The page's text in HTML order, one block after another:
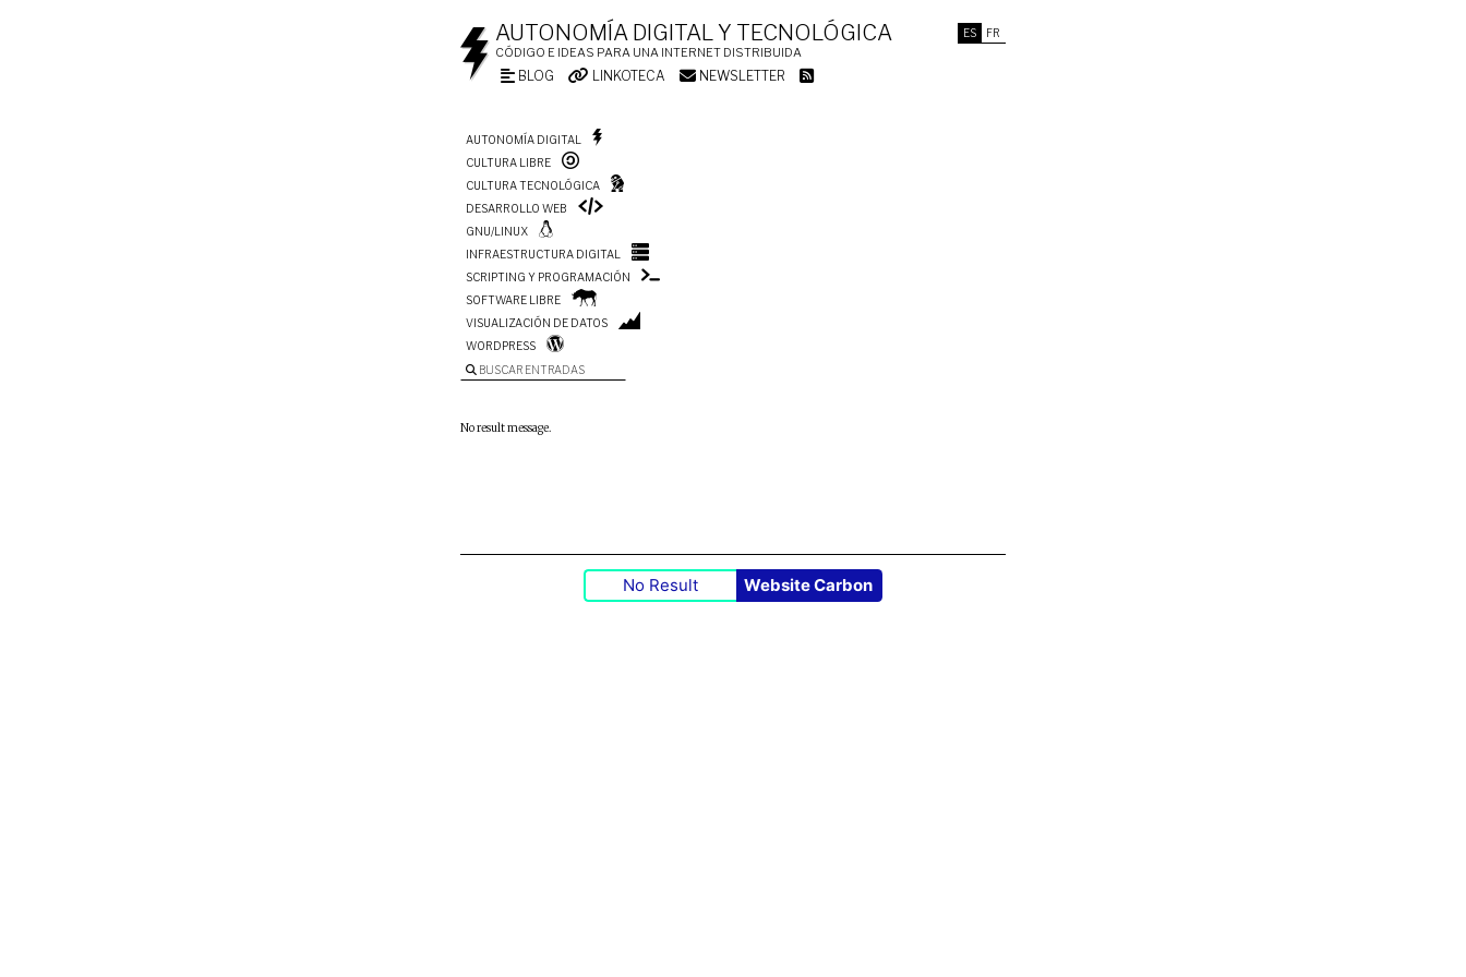
ES FR
AUTONOMÍA DIGITAL Y TECNOLÓGICA
CÓDIGO E IDEAS PARA UNA INTERNET DISTRIBUIDA
BLOG LINKOTECA NEWSLETTER
AUTONOMÍA DIGITAL
CULTURA LIBRE
CULTURA TECNOLÓGICA
DESARROLLO WEB
GNU/LINUX
INFRAESTRUCTURA DIGITAL
SCRIPTING Y PROGRAMACIÓN
SOFTWARE LIBRE
VISUALIZACIÓN DE DATOS
WORDPRESS
BUSCAR ENTRADAS
No result message.
No Result Website Carbon